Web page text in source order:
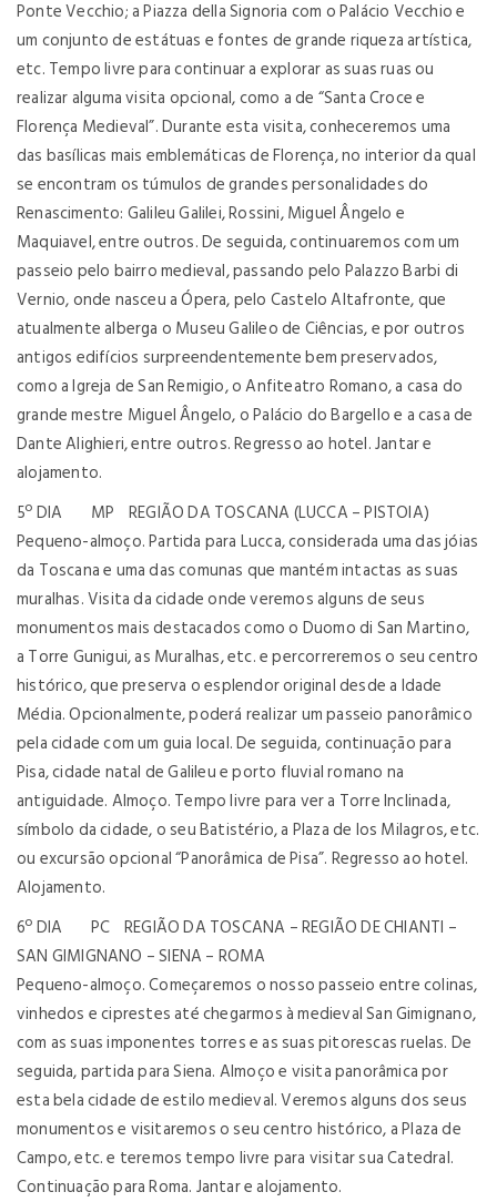
Ponte Vecchio; a Piazza della Signoria com o Palácio Vecchio e
um conjunto de estátuas e fontes de grande riqueza artística,
etc. Tempo livre para continuar a explorar as suas ruas ou
realizar alguma visita opcional, como a de “Santa Croce e
Florença Medieval”. Durante esta visita, conheceremos uma
das basílicas mais emblemáticas de Florença, no interior da qual
se encontram os túmulos de grandes personalidades do
Renascimento: Galileu Galilei, Rossini, Miguel Ângelo e
Maquiavel, entre outros. De seguida, continuaremos com um
passeio pelo bairro medieval, passando pelo Palazzo Barbi di
Vernio, onde nasceu a Ópera, pelo Castelo Altafronte, que
atualmente alberga o Museu Galileo de Ciências, e por outros
antigos edifícios surpreendentemente bem preservados,
como a Igreja de San Remigio, o Anfiteatro Romano, a casa do
grande mestre Miguel Ângelo, o Palácio do Bargello e a casa de
Dante Alighieri, entre outros. Regresso ao hotel. Jantar e
alojamento.
5º DIA MP REGIÃO DA TOSCANA (LUCCA – PISTOIA)
Pequeno-almoço. Partida para Lucca, considerada uma das jóias
da Toscana e uma das comunas que mantém intactas as suas
muralhas. Visita da cidade onde veremos alguns de seus
monumentos mais destacados como o Duomo di San Martino,
a Torre Gunigui, as Muralhas, etc. e percorreremos o seu centro
histórico, que preserva o esplendor original desde a Idade
Média. Opcionalmente, poderá realizar um passeio panorâmico
pela cidade com um guia local. De seguida, continuação para
Pisa, cidade natal de Galileu e porto fluvial romano na
antiguidade. Almoço. Tempo livre para ver a Torre Inclinada,
símbolo da cidade, o seu Batistério, a Plaza de los Milagros, etc.
ou excursão opcional “Panorâmica de Pisa”. Regresso ao hotel.
Alojamento.
6º DIA PC REGIÃO DA TOSCANA – REGIÃO DE CHIANTI –
SAN GIMIGNANO – SIENA – ROMA
Pequeno-almoço. Começaremos o nosso passeio entre colinas,
vinhedos e ciprestes até chegarmos à medieval San Gimignano,
com as suas imponentes torres e as suas pitorescas ruelas. De
seguida, partida para Siena. Almoço e visita panorâmica por
esta bela cidade de estilo medieval. Veremos alguns dos seus
monumentos e visitaremos o seu centro histórico, a Plaza de
Campo, etc. e teremos tempo livre para visitar sua Catedral.
Continuação para Roma. Jantar e alojamento.